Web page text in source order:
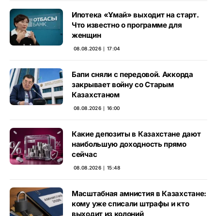
Ипотека «Ұмай» выходит на старт.
Что известно о программе для
женщин
08.08.2026 ∣ 17:04
Бапи сняли с передовой. Аккорда
закрывает войну со Старым
Казахстаном
08.08.2026 ∣ 16:00
Какие депозиты в Казахстане дают
наибольшую доходность прямо
сейчас
08.08.2026 ∣ 15:48
Масштабная амнистия в Казахстане:
кому уже списали штрафы и кто
выходит из колоний